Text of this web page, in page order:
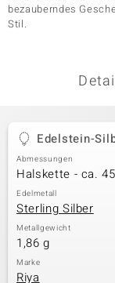
bezauberndes
Stil.
Edelstein-
Abmessungen
Halskette - ca.
Edelmetall
Sterling Silber
Metallgewicht
1,86 g
Marke
Riya